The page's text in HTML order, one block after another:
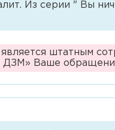
Из серии " Вы
является штатным
Ваше